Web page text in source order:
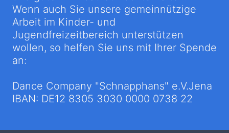
Wenn auch Sie unsere gemeinnützige
Arbeit im Kinder- und
Jugendfreizeitbereich unterstützen
wollen, so helfen Sie uns mit Ihrer Spende
an:
Dance Company "Schnapphans" e.V.Jena
IBAN: DE12 8305 3030 0000 0738 22